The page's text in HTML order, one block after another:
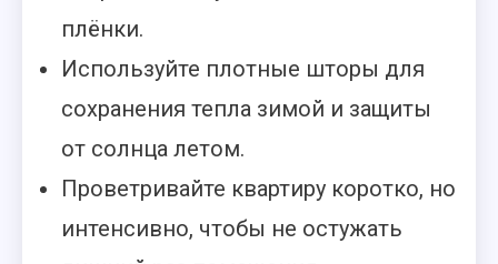
плёнки.
Используйте плотные шторы для
сохранения тепла зимой и защиты
от солнца летом.
Проветривайте квартиру коротко, но
интенсивно, чтобы не остужать